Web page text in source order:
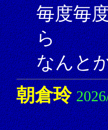
毎度毎
ら
なんと
朝倉玲